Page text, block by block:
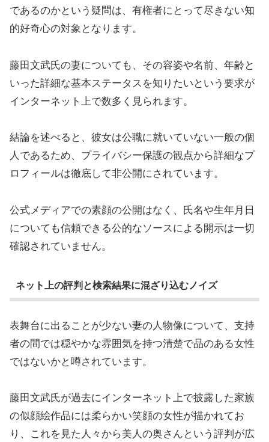
であるのかという疑問は、有権者にとって尽きない知
的好奇心の対象となります。
藤田文武氏の妻についても、その容姿や名前、年齢と
いった詳細な基本ステータスを知りたいという要求が
インターネット上で数多く見られます。
結論を述べると、彼女は公職に就いていない一般の個
人であるため、プライバシー保護の観点から詳細なプ
ロフィールは徹底して非公開にされています。
公式メディアでの素顔の公開はなく、氏名や生年月日
についても信頼できる公的なソースによる開示は一切
確認されていません。
ネット上の評判と検索結果に混ざり込むノイズ
表舞台に出ることが少ない妻の人物像について、支持
者の間では穏やかな雰囲気を持つ清楚で品のある女性
ではないかと噂されています。
藤田文武氏が過去にインターネット上で披露した家族
の似顔絵作品には柔らかい笑顔の女性が描かれてお
り、これを見た人々から美人の奥さんという評判が広